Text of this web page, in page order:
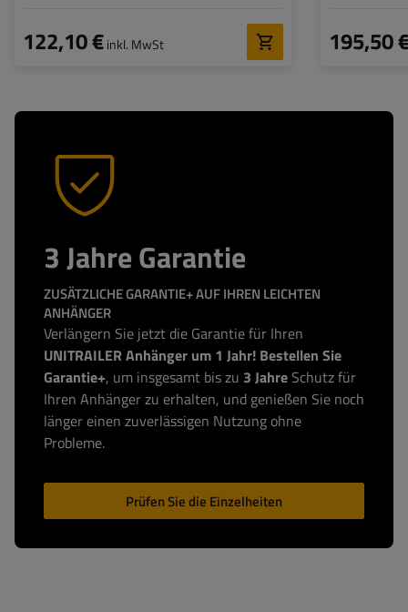
122,10 €inkl. MwSt 195,50
3 Jahre Garantie
ZUSÄTZLICHE GARANTIE+ AUF IHREN LEICHTEN
ANHÄNGER
Verlängern Sie jetzt die Garantie für Ihren
UNITRAILER Anhänger um 1 Jahr! Bestellen Sie
Garantie+, um insgesamt bis zu 3 Jahre Schutz für
Ihren Anhänger zu erhalten, und genießen Sie noch
länger einen zuverlässigen Nutzung ohne
Probleme.
Prüfen Sie die Einzelheiten